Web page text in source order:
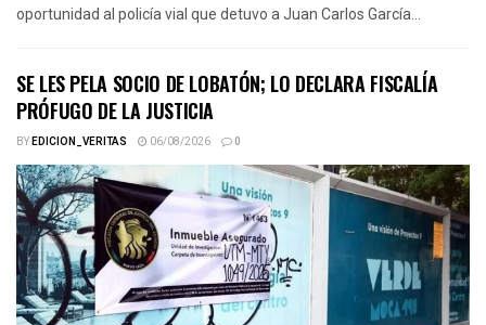
oportunidad al policía vial que detuvo a Juan Carlos García...
SE LES PELA SOCIO DE LOBATÓN; LO DECLARA FISCALÍA
PRÓFUGO DE LA JUSTICIA
BYEDICION_VERITAS 06/08/2026 0